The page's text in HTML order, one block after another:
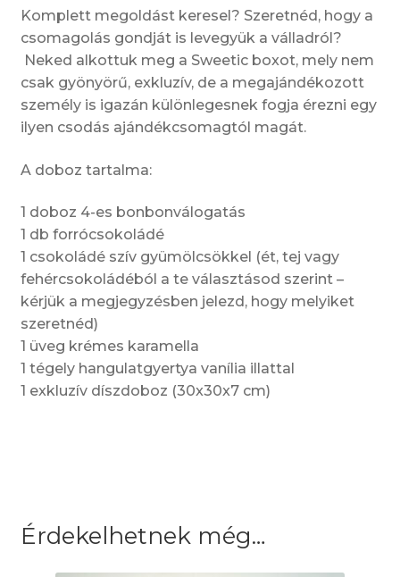
Komplett megoldást keresel? Szeretnéd, hogy a
csomagolás gondját is levegyük a válladról?
Neked alkottuk meg a Sweetic boxot, mely nem
csak gyönyörű, exkluzív, de a megajándékozott
személy is igazán különlegesnek fogja érezni egy
ilyen csodás ajándékcsomagtól magát.
A doboz tartalma:
1 doboz 4-es bonbonválogatás
1 db forrócsokoládé
1 csokoládé szív gyümölcsökkel (ét, tej vagy
fehércsokoládéból a te választásod szerint –
kérjük a megjegyzésben jelezd, hogy melyiket
szeretnéd)
1 üveg krémes karamella
1 tégely hangulatgyertya vanília illattal
1 exkluzív díszdoboz (30x30x7 cm)
Érdekelhetnek még…